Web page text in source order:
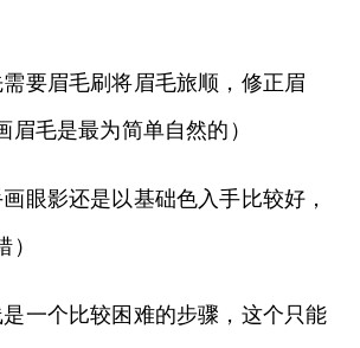
要眉毛刷将眉毛旅顺，修正眉
眉毛是最为简单自然的）
眼影还是以基础色入手比较好，
一个比较困难的步骤，这个只能